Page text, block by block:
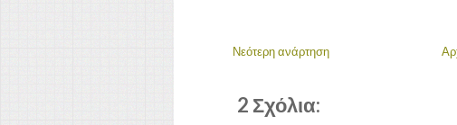
Νεότερη ανάρτηση
2 Σχόλια: